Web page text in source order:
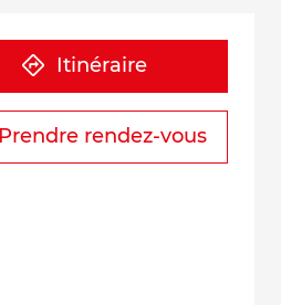
Itinéraire
Prendre rendez-vous